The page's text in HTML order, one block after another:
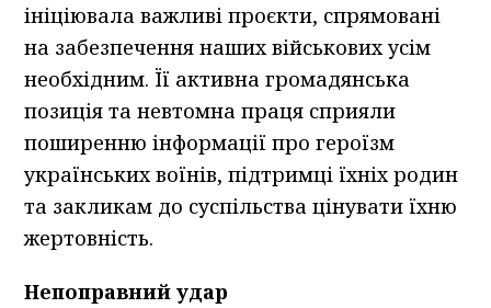
ініціювала важливі проєкти, спрямовані
на забезпечення наших військових усім
необхідним. Її активна громадянська
позиція та невтомна праця сприяли
поширенню інформації про героїзм
українських воїнів, підтримці їхніх родин
та закликам до суспільства цінувати їхню
жертовність.
Непоправний удар